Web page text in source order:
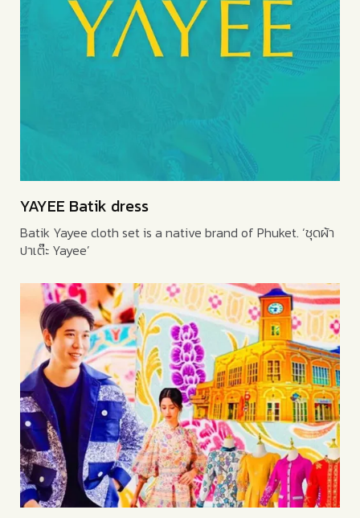
YAYEE Batik dress
Batik Yayee cloth set is a native brand of Phuket. ‘ชุดผ้า
ปาเต๊ะ Yayee’